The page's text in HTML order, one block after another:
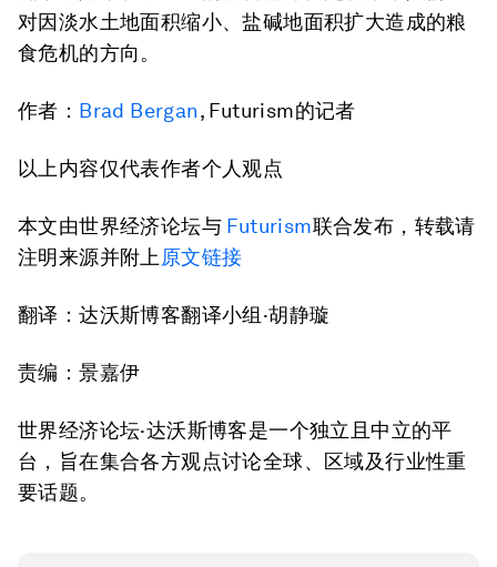
对因淡水土地面积缩小、盐碱地面积扩大造成的粮
食危机的方向。
作者： Brad Bergan, Futurism的记者
以上内容仅代表作者个人观点
本文由世界经济论坛与 Futurism联合发布，转载请
注明来源并附上 原文链接
翻译：达沃斯博客翻译小组·胡静璇
责编：景嘉伊
世界经济论坛·达沃斯博客是一个独立且中立的平
台，旨在集合各方观点讨论全球、区域及行业性重
要话题。